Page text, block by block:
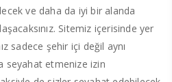
ve daha da iyi bir alanda
Sitemiz içerisinde yer
sadece şehir içi değil aynı
seyahat etmenize izin